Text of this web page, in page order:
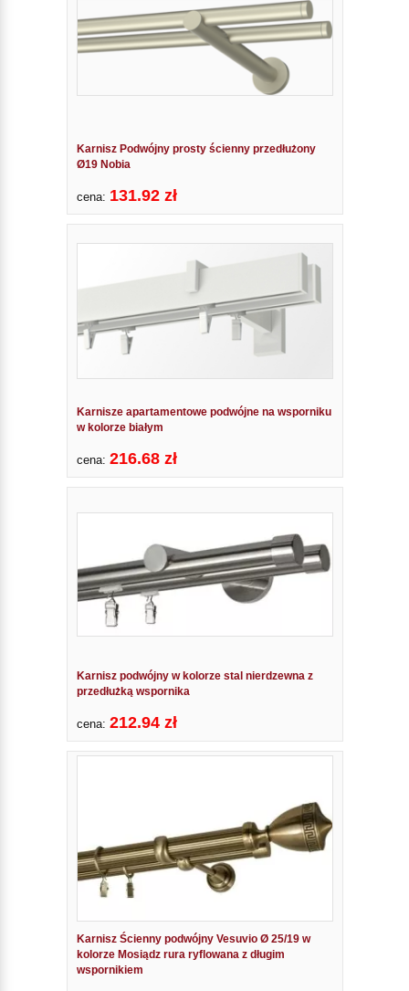
Karnisz Podwójny prosty ścienny przedłużony
Ø19 Nobia
cena: 131.92 zł
Karnisze apartamentowe podwójne na wsporniku
w kolorze białym
cena: 216.68 zł
Karnisz podwójny w kolorze stal nierdzewna z
przedłużką wspornika
cena: 212.94 zł
Karnisz Ścienny podwójny Vesuvio Ø 25/19 w
kolorze Mosiądz rura ryflowana z długim
wspornikiem